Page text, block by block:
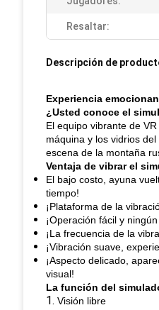
Resaltar:
Descripción de
Experiencia
¿Usted conoce el
El equipo vibrante de
máquina y los vidrios
escena de la montaña
Ventaja de vibrar el
El bajo costo, ayuna
tiempo!
¡Plataforma de la
¡Operación fácil y
¡La frecuencia de la
¡Vibración suave,
¡Aspecto delicado,
visual!
La función del
1. Visión libre